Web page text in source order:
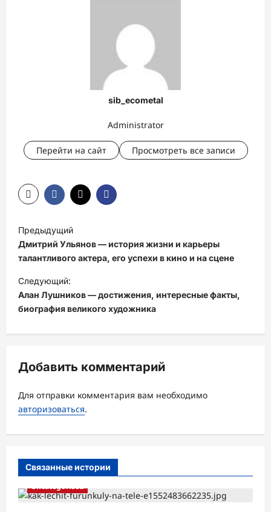
sib_ecometal
Administrator
Перейти на сайт Просмотреть все записи
а
в
и
г
а
ц
я
з
а
и
Предыдущий
Дмитрий Ульянов — история жизни и карьеры
талантливого актера, его успехи в кино и на сцене
Следующий:
Алан Лушников — достижения, интересные факты,
биография великого художника
Добавить комментарий
Для отправки комментария вам необходимо
авторизоваться.
Связанные истории
Uncategorised